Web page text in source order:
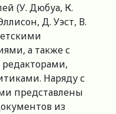
(У. Дюбуа, К.
Д. Уэст, В.
а также с
Наряду с
представлены
из